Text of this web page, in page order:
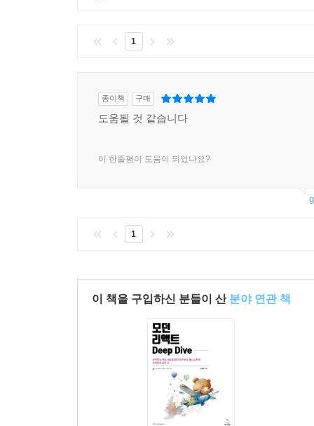
1
종이책 구매
도움될 것 같습니다
이 한줄평이 도움이 되었나요?
1
이 책을 구입하신 분들이 산 분야 연관 책